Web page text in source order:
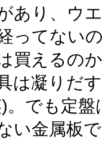
あり、ウ
ってない
買えるの
は凝りだ
。でも定
い金属板